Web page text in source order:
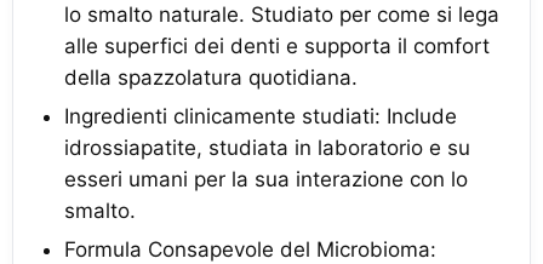
lo smalto naturale. Studiato per come si lega
alle superfici dei denti e supporta il comfort
della spazzolatura quotidiana.
Ingredienti clinicamente studiati: Include
idrossiapatite, studiata in laboratorio e su
esseri umani per la sua interazione con lo
smalto.
Formula Consapevole del Microbioma: